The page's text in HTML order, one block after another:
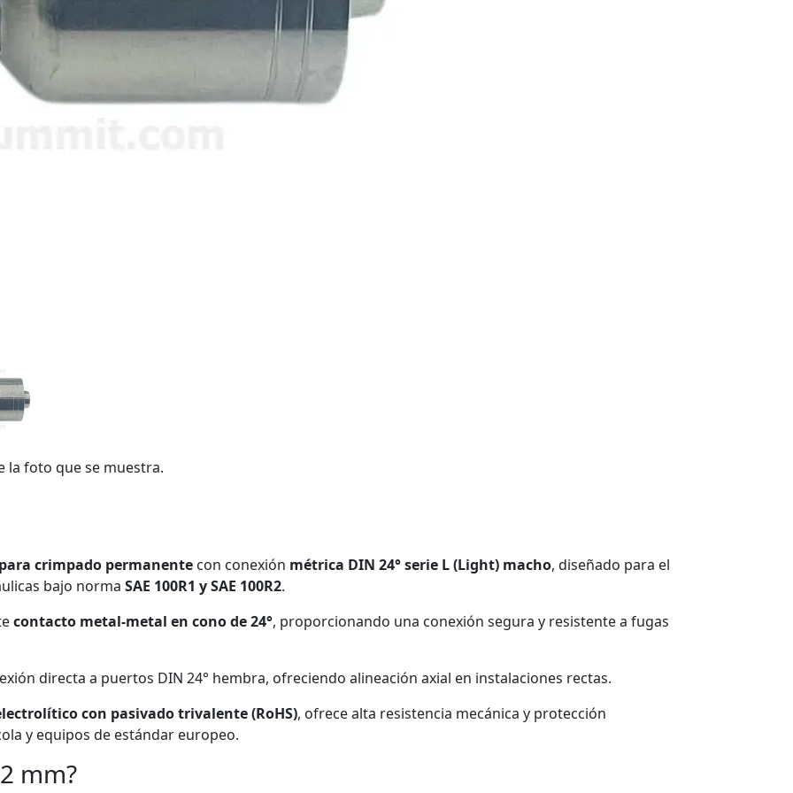
la foto que se muestra.
crimpado permanente con conexión métrica DIN 24° serie L (Light) macho, diseñado para el
bajo norma SAE 100R1 y SAE 100R2.
contacto metal-metal en cono de 24°, proporcionando una conexión segura y resistente a fugas
directa a puertos DIN 24° hembra, ofreciendo alineación axial en instalaciones rectas.
con pasivado trivalente (RoHS), ofrece alta resistencia mecánica y protección
y equipos de estándar europeo.
mm?